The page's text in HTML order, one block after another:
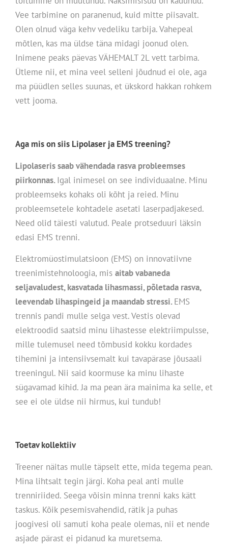
Vee tarbimine on paranenud, kuid mitte piisavalt.
Olen olnud väga kehv vedeliku tarbija. Vahepeal
mõtlen, kas ma üldse täna midagi joonud olen.
Inimene peaks päevas VÄHEMALT 2L vett tarbima.
Ütleme nii, et mina veel selleni jõudnud ei ole, aga
ma püüdlen selles suunas, et ükskord hakkan rohkem
vett jooma.
Aga mis on siis Lipolaser ja EMS treening?
Lipolaseris saab vähendada rasva probleemses
piirkonnas.Igal inimesel on see individuaalne. Minu
probleemseks kohaks oli kõht ja reied. Minu
probleemsetele kohtadele asetati laserpadjakesed.
Need olid täiesti valutud. Peale protseduuri läksin
edasi EMS trenni.
Elektromüostimulatsioon (EMS) on innovatiivne
treenimistehnoloogia, mis aitab vabaneda
seljavaludest, kasvatada lihasmassi, põletada rasva,
leevendab lihaspingeid ja maandab stressi.EMS
trennis pandi mulle selga vest. Vestis olevad
elektroodid saatsid minu lihastesse elektriimpulsse,
mille tulemusel need tõmbusid kokku kordades
tihemini ja intensiivsemalt kui tavapärase jõusaali
treeningul. Nii said koormuse ka minu lihaste
sügavamad kihid. Ja ma pean ära mainima ka selle, et
see ei ole üldse nii hirmus, kui tundub!
Toetav kollektiiv
Treener näitas mulle täpselt ette, mida tegema pean.
Mina lihtsalt tegin järgi. Koha peal anti mulle
trenniriided. Seega võisin minna trenni kaks kätt
taskus. Kõik pesemisvahendid, rätik ja puhas
joogivesi oli samuti koha peale olemas, nii et nende
asjade pärast ei pidanud ka muretsema.